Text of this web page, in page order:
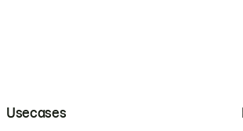
Usecases